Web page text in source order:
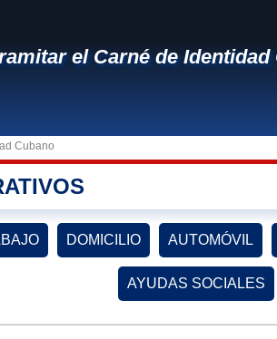
el Carné de Identidad
Cubano
DOMICILIO AUTOMÓVIL
AYUDAS SOCIALES